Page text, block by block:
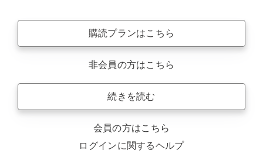
購読プランはこちら
非会員の方はこちら
続きを読む
会員の方はこちら
ログインに関するヘルプ